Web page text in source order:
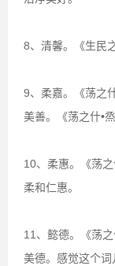
8、清馨。《生民
9、柔嘉。《荡之
美善。《荡之什•
10、柔惠。《荡之
柔和仁惠。
11、懿德。《荡之
美德。感觉这个词